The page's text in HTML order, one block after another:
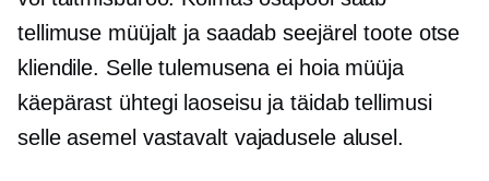
tellimuse müüjalt ja saadab seejärel toote otse
kliendile. Selle tulemusena ei hoia müüja
käepärast ühtegi laoseisu ja täidab tellimusi
selle asemel vastavalt vajaduselealusel.